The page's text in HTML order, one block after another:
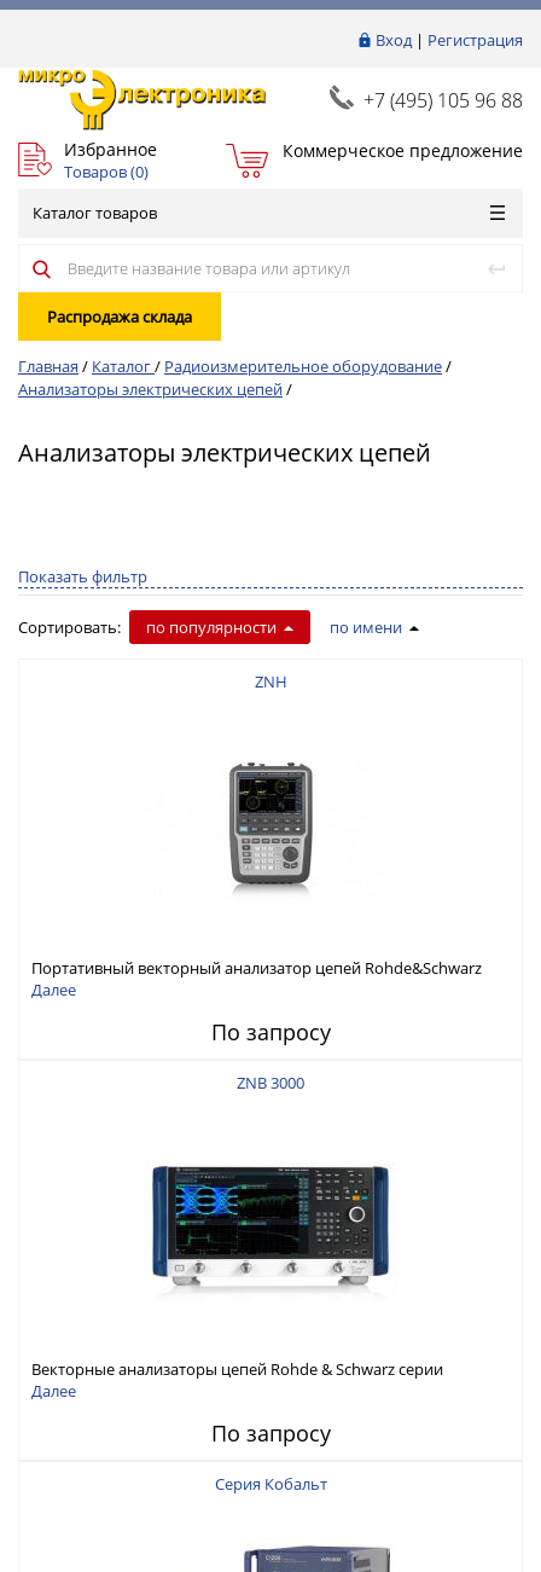
Вход| Регистрация
+7 (495) 105 96 88
Избранное
Товаров (0)
Коммерческое предложение
Каталог товаров
Распродажа склада
Главная / Каталог/ Радиоизмерительное оборудование/
Анализаторы электрических цепей/
Анализаторы электрических цепей
Показать фильтр
Сортировать: по популярности по имени
ZNH
Портативный векторный анализатор цепей Rohde&Schwarz
ZNH с диапазоном частот от 30 кГц до 26,5 ГГц
Далее
По запросу
ZNB 3000
Векторные анализаторы цепей Rohde & Schwarz серии
ZNB3000 с диапазоном частот от 9 кГц до 54 ГГц
Далее
По запросу
Серия Кобальт